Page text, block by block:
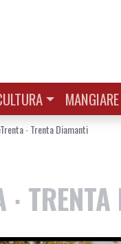
∙ Trenta Diamanti
∙